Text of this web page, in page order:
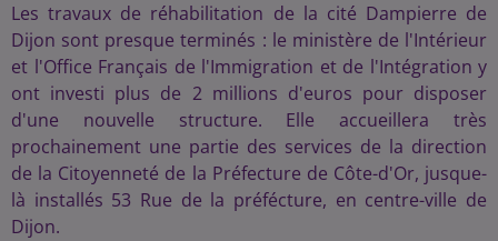
Les travaux de réhabilitation de la cité Dampierre de
Dijon sont presque terminés : le ministère de l'Intérieur
et l'Office Français de l'Immigration et de l'Intégration y
ont investi plus de 2 millions d'euros pour disposer
d'une nouvelle structure. Elle accueillera très
prochainement une partie des services de la direction
de la Citoyenneté de la Préfecture de Côte-d'Or, jusque-
là installés 53 Rue de la préfécture, en centre-ville de
Dijon.